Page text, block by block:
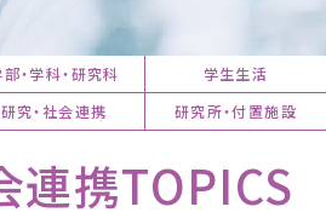
部・学科・研究科
学生生活
研究・社会連携 研究所・付置施設
連携TOPICS